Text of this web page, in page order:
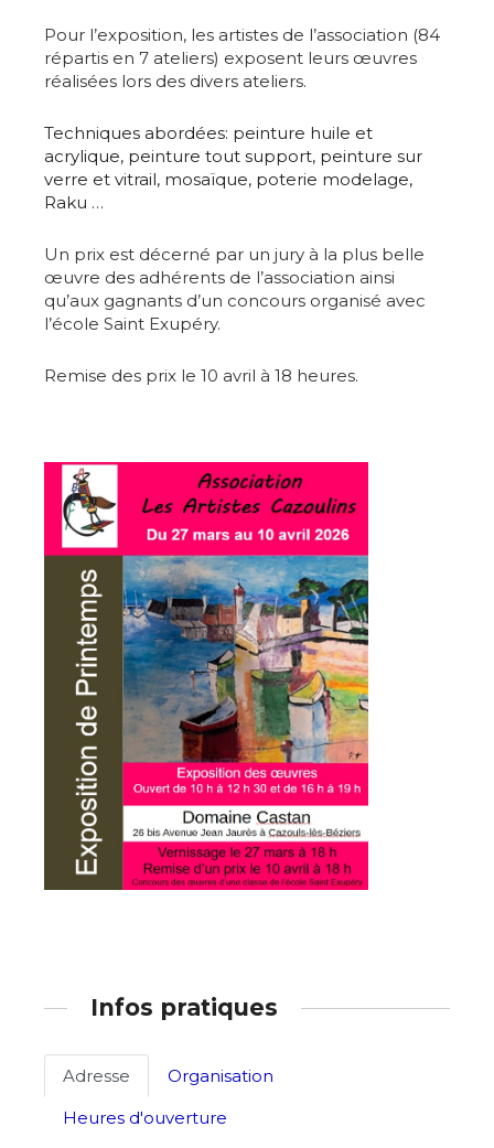
Adresse email*
Prénom
Statut / Organisation
Adresse email*
Statut / Organisation
Pour l’exposition, les artistes de l’association (84
répartis en 7 ateliers) exposent leurs œuvres
réalisées lors des divers ateliers.
Techniques abordées: peinture huile et
acrylique, peinture tout support, peinture sur
verre et vitrail, mosaïque, poterie modelage,
Raku …
Un prix est décerné par un jury à la plus belle
œuvre des adhérents de l’association ainsi
qu’aux gagnants d’un concours organisé avec
l’école Saint Exupéry.
Remise des prix le 10 avril à 18 heures.
Infos pratiques
Adresse
Organisation
Heures d'ouverture